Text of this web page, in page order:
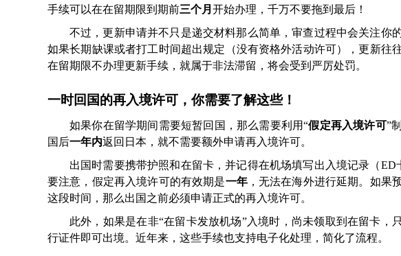
手续可以在在留期限到期前三个月 开始办理，千万不要拖到最后！
不过，更新申请并不只是递交材料那么简单，审查过程中会关注你
如果长期缺课或者打工时间超出规定（没有资格外活动许可），更新往
在留期限不办理更新手续，就属于非法滞留，将会受到严厉处罚。
一时回国的再入境许可，你需要了解这些！
如果你在留学期间需要短暂回国，那么需要利用“假定再入境许可”
国后一年内返回日本，就不需要额外申请再入境许可。
出国时需要携带护照和在留卡，并记得在机场填写出入境记录（
要注意，假定再入境许可的有效期是一年，无法在海外进行延期。如果
这段时间，那么出国之前必须申请正式的再入境许可。
此外，如果是在非“在留卡发放机场”入境时，尚未领取到在留卡，
行证件即可出境。近年来，这些手续也支持电子化处理，简化了流程。